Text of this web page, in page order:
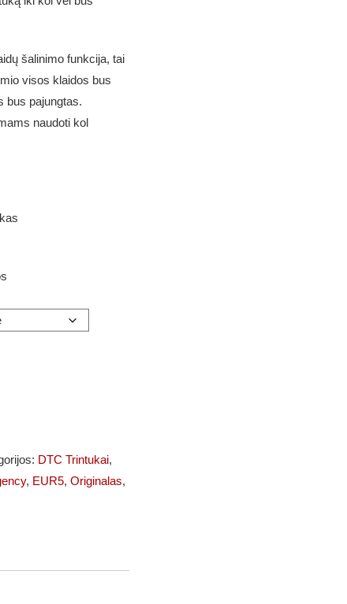
šalinimo funkcija, tai
visos klaidos bus
bus pajungtas.
naudoti kol
DTC Trintukai,
, EUR5, Originalas,